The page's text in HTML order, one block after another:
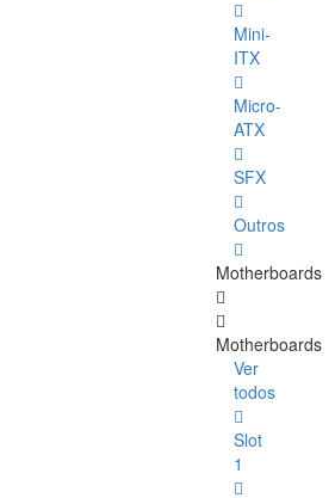
Mini-
ITX
Micro-
ATX
SFX
Outros
Motherboards
Motherboards
Ver
todos
Slot
1